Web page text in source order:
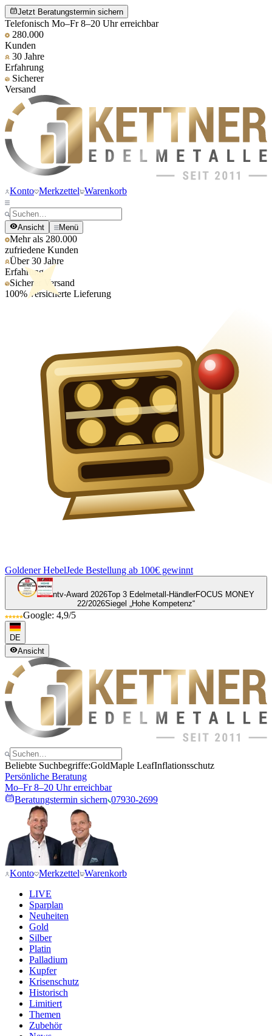
Jetzt Beratungstermin sichern
Telefonisch Mo–Fr 8–20 Uhr erreichbar
280.000
Kunden
30 Jahre
Erfahrung
Sicherer
Versand
Konto Merkzettel Warenkorb
Ansicht Menü
Mehr als 280.000
zufriedene Kunden
Über 30 Jahre
Erfahrung
Sicherer Versand
100% versicherte Lieferung
Goldener HebelJede Bestellung ab 100€ gewinnt
ntv-Award 2026Top 3 Edelmetall-HändlerFOCUS MONEY
22/2026Siegel „Hohe Kompetenz“
Google: 4,9/5
DE
Ansicht
Beliebte Suchbegriffe:GoldMaple LeafInflationsschutz
Persönliche Beratung
Mo–Fr 8–20 Uhr erreichbar
Beratungstermin sichern 07930-2699
Konto Merkzettel Warenkorb
LIVE
Sparplan
Neuheiten
Gold
Silber
Platin
Palladium
Kupfer
Krisenschutz
Historisch
Limitiert
Themen
Zubehör